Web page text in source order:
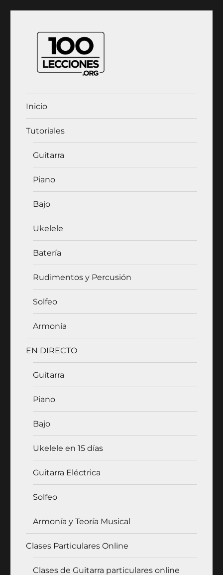
100Lecciones.Org
Inicio
Tutoriales
Guitarra
Piano
Bajo
Ukelele
Batería
Rudimentos y Percusión
Solfeo
Armonía
EN DIRECTO
Guitarra
Piano
Bajo
Ukelele en 15 días
Guitarra Eléctrica
Solfeo
Armonía y Teoría Musical
Clases Particulares Online
Clases de Guitarra particulares online